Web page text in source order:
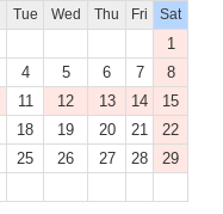
Tue Wed Thu Fri Sat
1
4 5 6 7
8
11 12 13 14
15
18 19 20 21
22
25 26 27 28
29